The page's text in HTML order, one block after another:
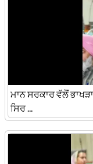
ਮਾਨ ਸਰਕਾਰ ਵੱਲੋਂ
ਸਿਰ ...